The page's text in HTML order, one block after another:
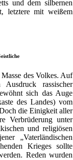
und dem silbernen
letztere mit weißem
des Volkes. Auf
rassischer
sich das Auge
des Landes) vom
die Einigkeit aller
Verbrüderung unter
und religiösen
„Vaterländischen
Krieges sollte
Reden wurden